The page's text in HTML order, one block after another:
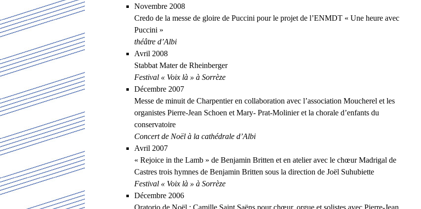
Novembre 2008
Credo de la messe de gloire de Puccini pour le projet de l’ENMDT « Une heure avec
Puccini »
théâtre d’Albi
Avril 2008
Stabbat Mater de Rheinberger
Festival « Voix là » à Sorrèze
Décembre 2007
Messe de minuit de Charpentier en collaboration avec l’association Moucherel et les
organistes Pierre-Jean Schoen et Mary- Prat-Molinier et la chorale d’enfants du
conservatoire
Concert de Noël à la cathédrale d’Albi
Avril 2007
« Rejoice in the Lamb » de Benjamin Britten et en atelier avec le chœur Madrigal de
Castres trois hymnes de Benjamin Britten sous la direction de Joël Suhubiette
Festival « Voix là » à Sorrèze
Décembre 2006
Oratorio de Noël : Camille Saint Saëns pour chœur, orgue et solistes avec Pierre-Jean